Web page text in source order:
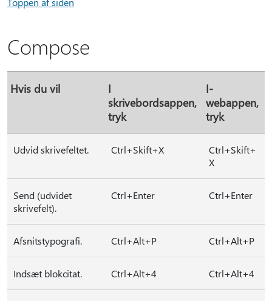
Compose
Hvis du vil
I
skrivebordsappen,
tryk
I-
webappen,
tryk
Udvid skrivefeltet. Ctrl+Skift+X
Ctrl+Skift+
X
Send (udvidet
skrivefelt).
Ctrl+Enter Ctrl+Enter
Afsnitstypografi. Ctrl+Alt+P Ctrl+Alt+P
Indsæt blokcitat. Ctrl+Alt+4 Ctrl+Alt+4